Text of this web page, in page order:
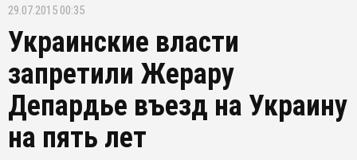
29.07.2015 00:35
Украинские власти
запретили Жерару
Депардье въезд на Украину
на пять лет